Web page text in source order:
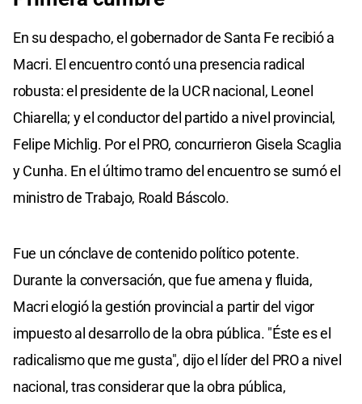
En su despacho, el gobernador de Santa Fe recibió a
Macri. El encuentro contó una presencia radical
robusta: el presidente de la UCR nacional, Leonel
Chiarella; y el conductor del partido a nivel provincial,
Felipe Michlig. Por el PRO, concurrieron Gisela Scaglia
y Cunha. En el último tramo del encuentro se sumó el
ministro de Trabajo, Roald Báscolo.
Fue un cónclave de contenido político potente.
Durante la conversación, que fue amena y fluida,
Macri elogió la gestión provincial a partir del vigor
impuesto al desarrollo de la obra pública. "Éste es el
radicalismo que me gusta", dijo el líder del PRO a nivel
nacional, tras considerar que la obra pública,